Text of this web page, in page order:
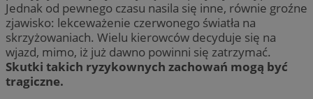
Jednak od pewnego czasu nasila się inne, równie groźne
zjawisko: lekceważenie czerwonego światła na
skrzyżowaniach. Wielu kierowców decyduje się na
wjazd, mimo, iż już dawno powinni się zatrzymać.
Skutki takich ryzykownych zachowań mogą być
tragiczne.